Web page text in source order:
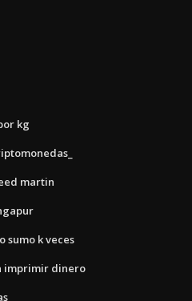
kg
martin
sumo k veces
imprimir dinero